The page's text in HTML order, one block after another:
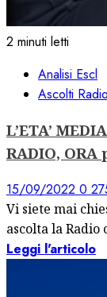
2 minuti letti
Analisi Escl
Ascolti Radio
L’ETA’
RADIO, ORA
15/09/2022 0
Vi siete mai
ascolta la Radio
Leggi l'articolo